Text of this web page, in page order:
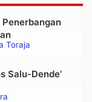
Toraja
Salu-Dende’